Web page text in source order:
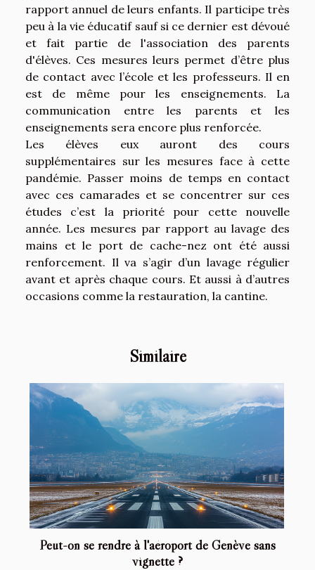
rapport annuel de leurs enfants. Il participe très
peu à la vie éducatif sauf si ce dernier est dévoué
et fait partie de l'association des parents
d'élèves. Ces mesures leurs permet d’être plus
de contact avec l’école et les professeurs. Il en
est de même pour les enseignements. La
communication entre les parents et les
enseignements sera encore plus renforcée.
Les élèves eux auront des cours
supplémentaires sur les mesures face à cette
pandémie. Passer moins de temps en contact
avec ces camarades et se concentrer sur ces
études c’est la priorité pour cette nouvelle
année. Les mesures par rapport au lavage des
mains et le port de cache-nez ont été aussi
renforcement. Il va s’agir d’un lavage régulier
avant et après chaque cours. Et aussi à d’autres
occasions comme la restauration, la cantine.
Similaire
Peut-on se rendre à l'aéroport de Genève sans
vignette ?